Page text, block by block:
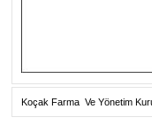
Koçak Farma Ve Yönetim